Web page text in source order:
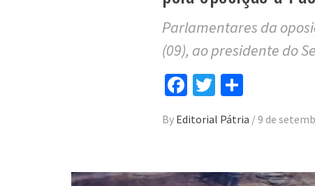
Parlamentares da
(09), ao presidente do
Facebook
Twitter
By Editorial Pátria /9 de